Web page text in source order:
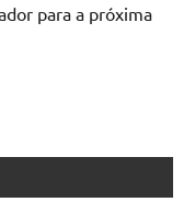
para a próxima